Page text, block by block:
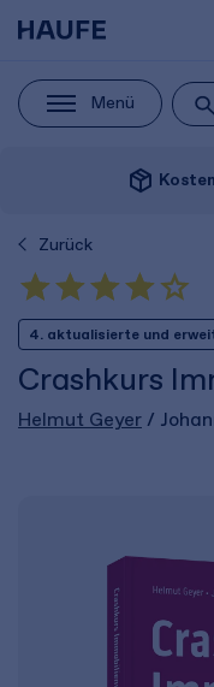
Menü
package_2
Zurück
4. aktualisierte und
Crashkurs
Helmut Geyer /